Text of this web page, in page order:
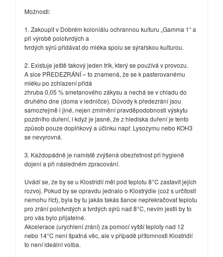
Možnosti:
1. Zakoupit v Dobrém koloniálu ochrannou kulturu „Gamma 1“ a
při výrobě polotvrdých a
tvrdých sýrů přidávat do mléka spolu se sýrařskou kulturou.
2. Existuje ještě takový jeden trik, který se používá v provozu.
A sice PŘEDEZRÁNÍ – to znamená, že se k pasterovanému
mléku po zchlazení přidá
zhruba 0,05 % smetanového zákysu a nechá se v chladu do
druhého dne (doma v ledničce). Důvody k předezrání jsou
samozřejmě i jiné, nejen zmírnění pravděpodobnosti výskytu
pozdního duření, i když je jasné, že z hlediska duření je tento
způsob pouze doplňkový a účinku např. Lysozymu nebo KOH3
se nevyrovná.
3. Každopádně je namístě zvýšená obezřetnost při hygieně
dojení a při následném zpracování.
Uvádí se, že by se u Klostridií měl pod teplotu 8°C zastavit jejich
rozvoj. Pokud by se opravdu jednalo o Klostrýdie (což s určitostí
nemohu říct), byla by tu jakás takás šance nepřekračovat teplotu
pro zrání polotvrdých a tvrdých sýrů nad 8°C, nevím jestli by to
pro vás bylo přijatelné.
Akcelerace (urychlení zrání) za pomocí vyšší teploty nad 12
nebo 14°C není špatná věc, ale v případě přítomnosti Klostridií
to není ideální volba.